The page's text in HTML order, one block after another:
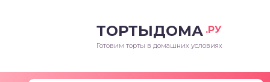
ТОРТЫДОМА .РУ
Готовим торты в домашних условиях